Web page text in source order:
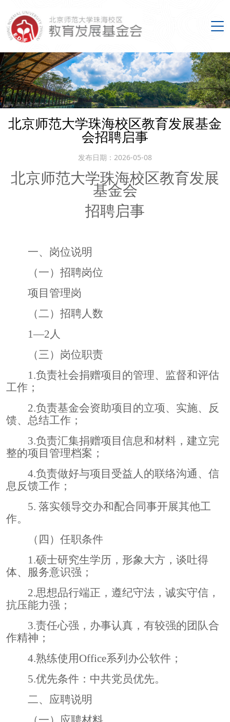
搜索
首页
新闻动态
捐赠途径
志愿者团队
信息公开
北京师范大学珠海校区教育发展基金
会招聘启事
发布日期：2026-05-08
北京师范大学珠海校区教育发展
基金会
招聘启事
一、岗位说明
（一）招聘岗位
项目管理岗
（二）招聘人数
1—2人
（三）岗位职责
1.负责社会捐赠项目的管理、监督和评估
工作；
2.负责基金会资助项目的立项、实施、反
馈、总结工作；
3.负责汇集捐赠项目信息和材料，建立完
整的项目管理档案；
4.负责做好与项目受益人的联络沟通、信
息反馈工作；
5. 落实领导交办和配合同事开展其他工
作。
（四）任职条件
1.硕士研究生学历，形象大方，谈吐得
体、服务意识强；
2.思想品行端正，遵纪守法，诚实守信，
抗压能力强；
3.责任心强，办事认真，有较强的团队合
作精神；
4.熟练使用Office系列办公软件；
5.优先条件：中共党员优先。
二、应聘说明